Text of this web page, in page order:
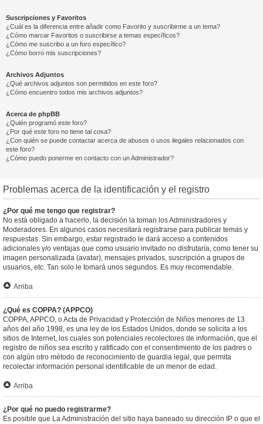
Suscripciones y Favoritos
¿Cuál es la diferencia entre añadir como Favorito y suscribirme a un tema?
¿Cómo marcar Favoritos o suscribirse a temas específicos?
¿Cómo me suscribo a un foro específico?
¿Cómo borro mis suscripciones?
Archivos Adjuntos
¿Qué archivos adjuntos son permitidos en este foro?
¿Cómo encuentro todos mis archivos adjuntos?
Acerca de phpBB
¿Quién programó este foro?
¿Por qué este foro no tiene tal cosa?
¿Con quién se puede contactar acerca de abusos o usos ilegales relacionados con
este foro?
¿Cómo puedo ponerme en contacto con un Administrador?
Problemas acerca de la identificación y el registro
¿Por qué me tengo que registrar?
No está obligado a hacerlo, la decisión la toman los Administradores y
Moderadores. En algunos casos necesitará registrarse para publicar temas y
respuestas. Sin embargo, estar registrado le dará acceso a contenidos
adicionales y/o ventajas que como usuario invitado no disfrutaría, como tener su
imagen personalizada (avatar), mensajes privados, suscripción a grupos de
usuarios, etc. Tan solo le tomará unos segundos. Es muy recomendable.
Arriba
¿Qué es COPPA? (APPCO)
COPPA, APPCO, o Acta de Privacidad y Protección de Niños menores de 13
años del año 1998, es una ley de los Estados Unidos, donde se solicita a los
sitios de Internet, los cuales son potenciales recolectores de información, que el
registro de niños sea escrito y ratificado con el consentimiento de los padres o
con algún otro método de reconocimiento de guardia legal, que permita
recolectar información personal identificable de un menor de edad.
Arriba
¿Por qué no puedo registrarme?
Es posible que La Administración del sitio haya baneado su dirección IP o que el